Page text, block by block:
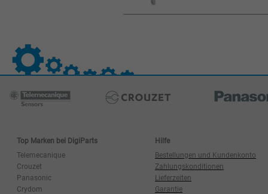
Top Marken bei DigiParts
Hilfe
Telemecanique
Bestellungen und Kundenkonto
Crouzet
Zahlungskonditionen
Panasonic
Lieferzeiten
Crydom
Garantie